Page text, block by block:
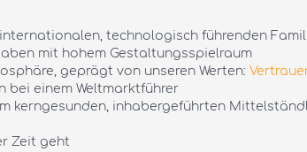
technologisch führenden
mit hohem Gestaltungsspielraum
geprägt von unseren Werten:
bei einem Weltmarktführer
kerngesunden, inhabergeführten
Zeit geht